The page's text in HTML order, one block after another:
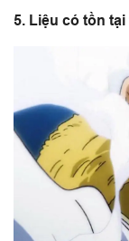
5. Liệu có tồn